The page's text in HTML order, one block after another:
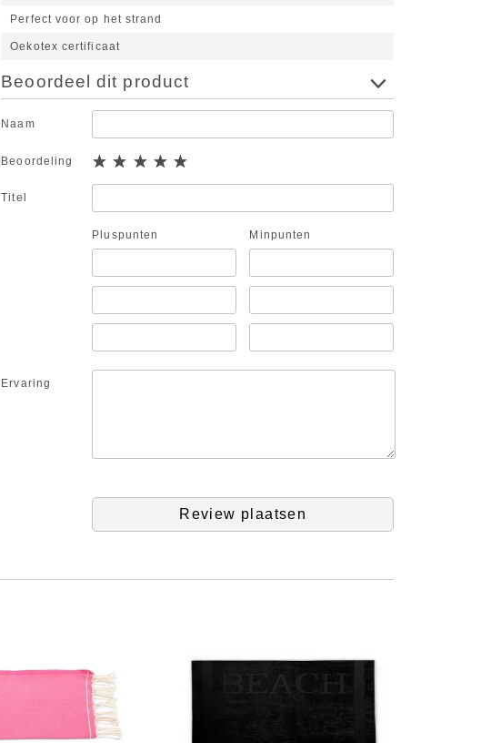
Perfect voor op het strand
Oekotex certificaat
Beoordeel dit product
Naam
Beoordeling
Titel
Pluspunten Minpunten
Ervaring
Review plaatsen